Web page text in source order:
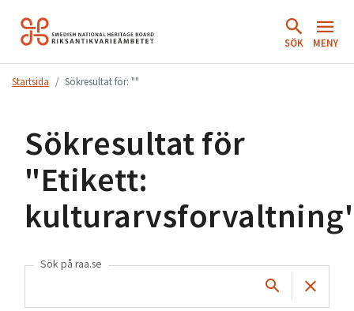
Hoppa
till
SÖK MENY
Startsida Sökresultat för: ""
Sökresultat för
"Etikett:
kulturarvsforvaltning
Sök på raa.se